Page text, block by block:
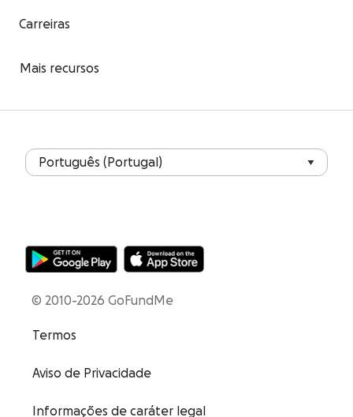
Carreiras
Mais recursos
© 2010-2026 GoFundMe
Termos
Aviso de Privacidade
Informações de caráter legal